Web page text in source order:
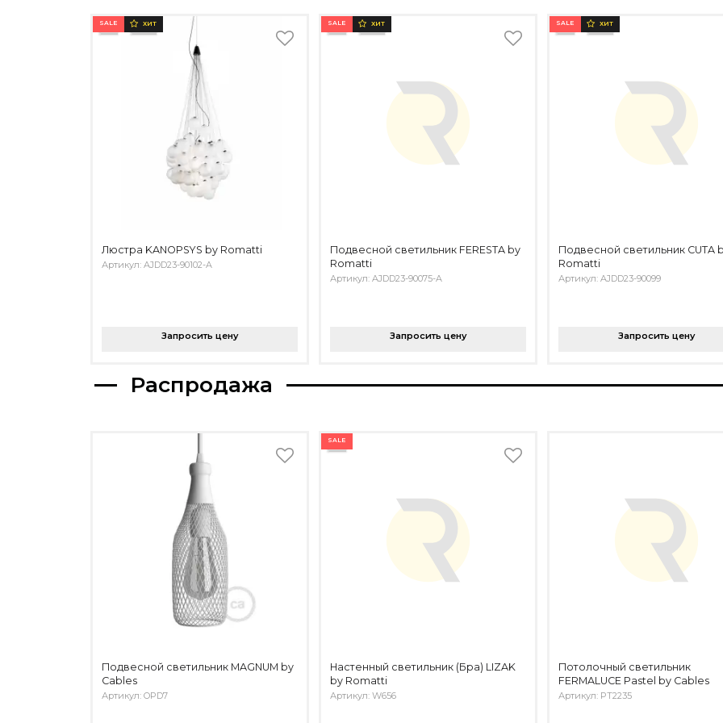
SALE ХИТ
Люстра KANOPSYS by Romatti
Артикул: AJDD23-90102-A
Запросить цену
SALE ХИТ
Подвесной светильник FERESTA by
Romatti
Артикул: AJDD23-90075-A
Запросить цену
SALE ХИТ
Подвесной светильник CUTA
Romatti
Артикул: AJDD23-90099
Запросить цену
Распродажа
Подвесной светильник MAGNUM by
Cables
Артикул: OPD7
SALE
Настенный светильник (Бра) LIZAK
by Romatti
Артикул: W656
Потолочный светильник
FERMALUCE Pastel by Cables
Артикул: PT2235